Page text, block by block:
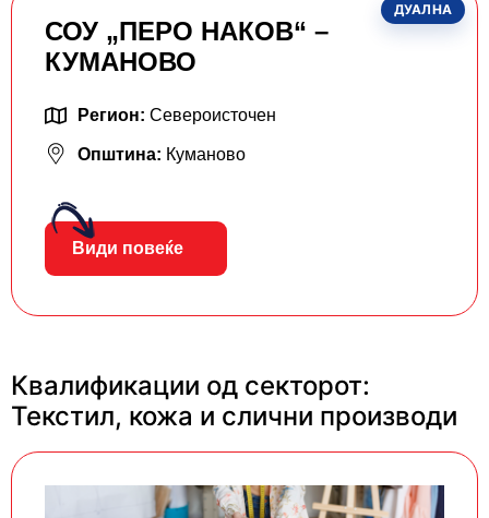
ДУАЛНА
СОУ „ПЕРО НАКОВ“ –
КУМАНОВО
Регион: Североисточен
Општина: Куманово
Види повеќе
Квалификации од секторот:
Текстил, кожа и слични производи